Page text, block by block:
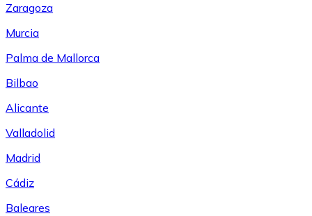
Zaragoza
Murcia
Palma de Mallorca
Bilbao
Alicante
Valladolid
Madrid
Cádiz
Baleares